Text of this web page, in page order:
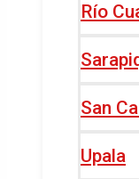
Río
San
Upala